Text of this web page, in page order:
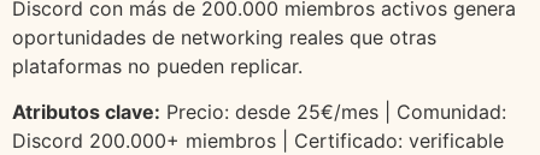
Discord con más de 200.000 miembros activos genera
oportunidades de networking reales que otras
plataformas no pueden replicar.
Atributos clave: Precio: desde 25€/mes | Comunidad:
Discord 200.000+ miembros | Certificado: verificable